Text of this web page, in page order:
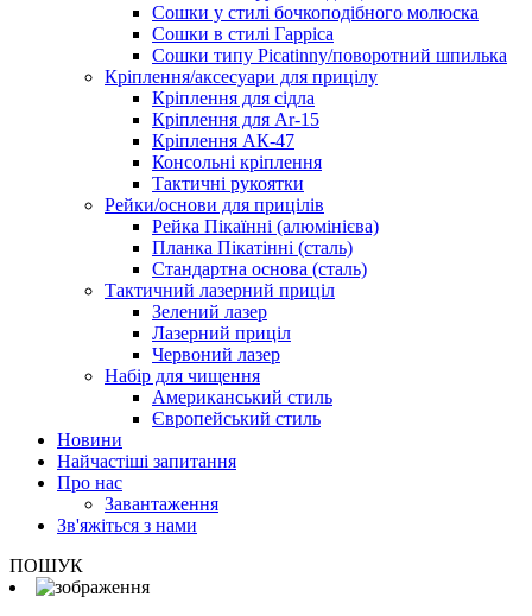
Сошки у стилі бочкоподібного молюска
Сошки в стилі Гарріса
Сошки типу Picatinny/поворотний шпилька
Кріплення/аксесуари для прицілу
Кріплення для сідла
Кріплення для Ar-15
Кріплення АК-47
Консольні кріплення
Тактичні рукоятки
Рейки/основи для прицілів
Рейка Пікаїнні (алюмінієва)
Планка Пікатінні (сталь)
Стандартна основа (сталь)
Тактичний лазерний приціл
Зелений лазер
Лазерний приціл
Червоний лазер
Набір для чищення
Американський стиль
Європейський стиль
Новини
Найчастіші запитання
Про нас
Завантаження
Зв'яжіться з нами
ПОШУК